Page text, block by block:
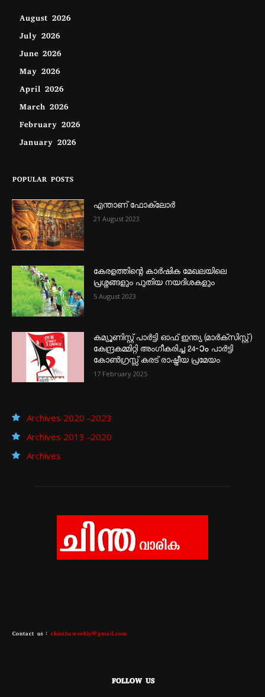
August 2026
July 2026
June 2026
May 2026
April 2026
March 2026
February 2026
January 2026
POPULAR POSTS
എന്താണ്‌ ഫോക്‌ലോർ
21 August 2023
കേരളത്തിന്റെ കാർഷിക മേഖലയിലെ
പ്രശ്നങ്ങളും പുതിയ നയദിശകളും
5 August 2023
കമ്യൂണിസ്റ്റ് പാർട്ടി ഓഫ് ഇന്ത്യ (മാർക്സിസ്റ്റ്)
കേന്ദ്രകമ്മിറ്റി അംഗീകരിച്ച 24‐ാം പാർട്ടി
കോൺഗ്രസ്സ് കരട് രാഷ്ട്രീയ പ്രമേയം
17 February 2025
Archives 2020 -2023
Archives 2013 -2020
Archives
Contact us : chinthaweekly@gmail.com
FOLLOW US